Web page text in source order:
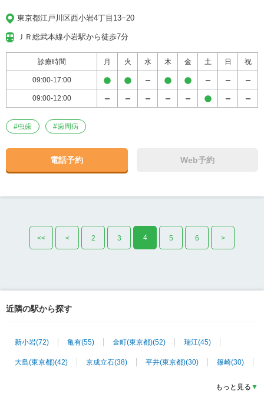
東京都江戸川区西小岩4丁目13−20
ＪＲ総武本線小岩駅から徒歩7分
診療時間 月 火 水 木 金 土 日 祝
09:00-17:00
09:00-12:00
#虫歯 #歯周病
電話予約 Web予約
<< < 2 3 4 5 6 >
近隣の駅から探す
新小岩(72) 亀有(55) 金町(東京都)(52) 瑞江(45)
大島(東京都)(42) 京成立石(38) 平井(東京都)(30) 篠崎(30)
もっと見る ▼